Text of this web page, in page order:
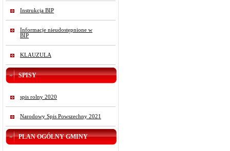
Instrukcja BIP
Informacje nieudostępnione w
BIP
KLAUZULA
SPISY
spis rolny 2020
Narodowy Spis Powszechny 2021
PLAN OGÓLNY GMINY